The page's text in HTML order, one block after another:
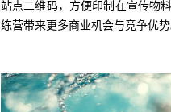
站点二维码，方便印制在宣传物
练营带来更多商业机会与竞争优势